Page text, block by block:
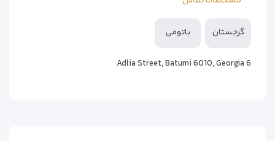
Gonio Beach
Batumi International Airport
گرجستان باتومی
6 Adlia Street, Batumi 6010, Georgia